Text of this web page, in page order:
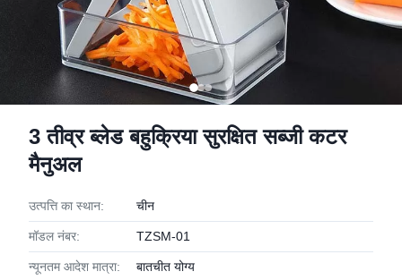
3 तीव्र ब्लेड बहुक्रिया सुरक्षित सब्जी कटर
मैनुअल
उत्पत्ति का स्थान: चीन
मॉडल नंबर: TZSM-01
न्यूनतम आदेश मात्रा: बातचीत योग्य